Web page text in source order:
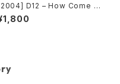
D12 – How Come /
Psycho [Shady R